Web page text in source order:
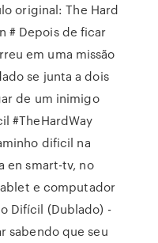
original: The Hard
# Depois de ficar
em uma missão
se junta a dois
de um inimigo
#TheHardWay
dificil na
en smart-tv, no
e computador
Difícil (Dublado) -
sabendo que seu